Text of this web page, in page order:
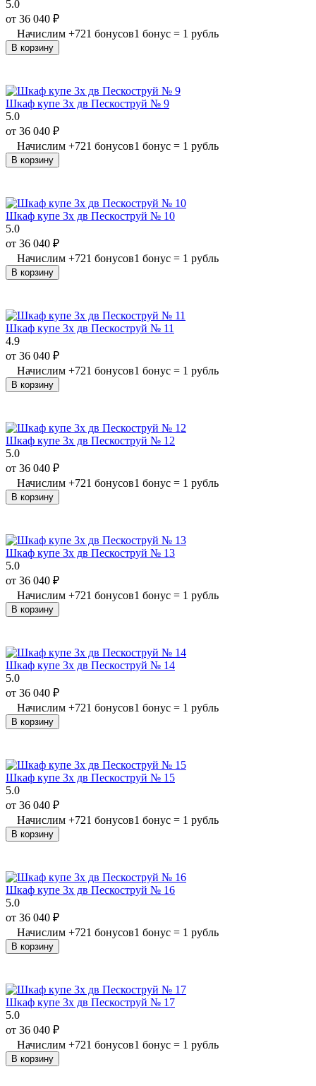
5.0
от 36 040 ₽
Начислим +721 бонусов1 бонус = 1 рубль
В корзину
Шкаф купе 3х дв Пескоструй № 9
5.0
от 36 040 ₽
Начислим +721 бонусов1 бонус = 1 рубль
В корзину
Шкаф купе 3х дв Пескоструй № 10
5.0
от 36 040 ₽
Начислим +721 бонусов1 бонус = 1 рубль
В корзину
Шкаф купе 3х дв Пескоструй № 11
4.9
от 36 040 ₽
Начислим +721 бонусов1 бонус = 1 рубль
В корзину
Шкаф купе 3х дв Пескоструй № 12
5.0
от 36 040 ₽
Начислим +721 бонусов1 бонус = 1 рубль
В корзину
Шкаф купе 3х дв Пескоструй № 13
5.0
от 36 040 ₽
Начислим +721 бонусов1 бонус = 1 рубль
В корзину
Шкаф купе 3х дв Пескоструй № 14
5.0
от 36 040 ₽
Начислим +721 бонусов1 бонус = 1 рубль
В корзину
Шкаф купе 3х дв Пескоструй № 15
5.0
от 36 040 ₽
Начислим +721 бонусов1 бонус = 1 рубль
В корзину
Шкаф купе 3х дв Пескоструй № 16
5.0
от 36 040 ₽
Начислим +721 бонусов1 бонус = 1 рубль
В корзину
Шкаф купе 3х дв Пескоструй № 17
5.0
от 36 040 ₽
Начислим +721 бонусов1 бонус = 1 рубль
В корзину